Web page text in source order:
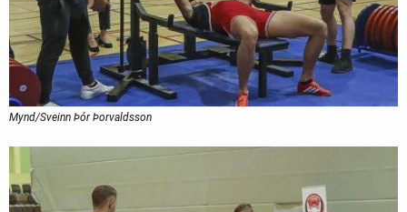
Mynd/Sveinn Þór Þorvaldsson